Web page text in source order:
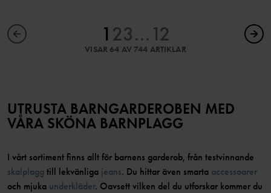
1 23... 12
VISAR 64 AV 744 ARTIKLAR
UTRUSTA BARNGARDEROBEN MED
VÅRA SKÖNA BARNPLAGG
I vårt sortiment finns allt för barnens garderob, från testvinnande
skalplagg till lekvänliga jeans. Du hittar även smarta accessoarer
och mjuka underkläder. Oavsett vilken del du utforskar kommer du